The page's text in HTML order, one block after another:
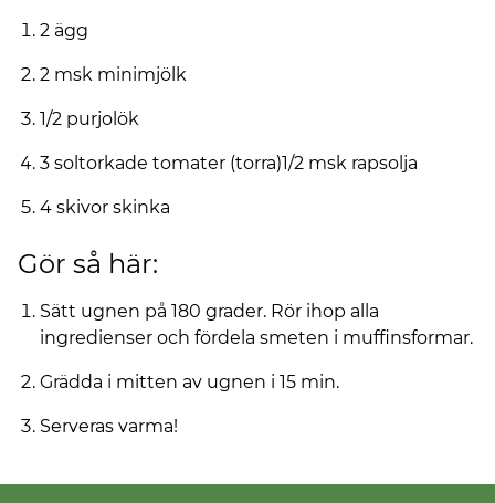
2 ägg
2 msk minimjölk
1/2 purjolök
3 soltorkade tomater (torra)1/2 msk rapsolja
4 skivor skinka
Gör så här:
Sätt ugnen på 180 grader. Rör ihop alla
ingredienser och fördela smeten i muffinsformar.
Grädda i mitten av ugnen i 15 min.
Serveras varma!